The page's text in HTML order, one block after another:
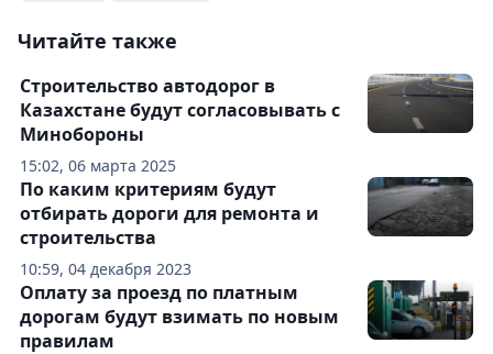
Читайте также
15:02, 06 марта 2025
Строительство автодорог в
Казахстане будут согласовывать с
Минобороны
10:59, 04 декабря 2023
По каким критериям будут
отбирать дороги для ремонта и
строительства
Оплату за проезд по платным
дорогам будут взимать по новым
правилам